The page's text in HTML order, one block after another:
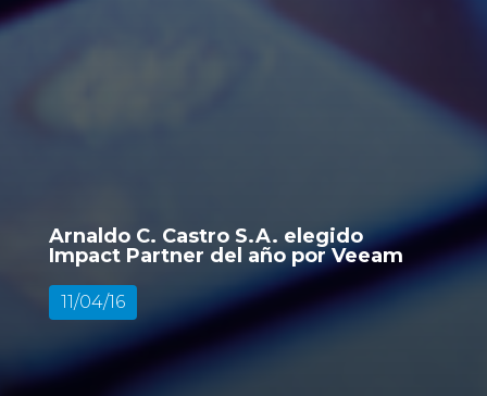
Arnaldo C. Castro S.A. elegido
Impact Partner del año por Veeam
11/04/16